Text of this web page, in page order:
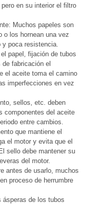
en su interior el filtro
Muchos papeles son
o los hornean una vez
poca resistencia.
papel, fijación de tubos
fabricación el
el aceite toma el camino
imperfecciones en vez
sellos, etc. deben
componentes del aceite
entre cambios.
que mantiene el
el motor y evita que el
sello debe mantener su
del motor.
antes de usarlo, muchos
proceso de herrumbre
ásperas de los tubos